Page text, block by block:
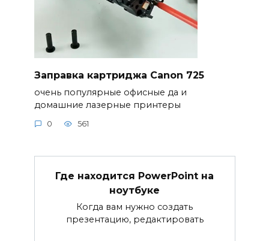
Заправка картриджа Canon 725
очень популярные офисные да и
домашние лазерные принтеры
0 561
Где находится PowerPoint на
ноутбуке
Когда вам нужно создать
презентацию, редактировать